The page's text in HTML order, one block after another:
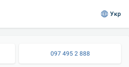
Укр
097 495 2 888